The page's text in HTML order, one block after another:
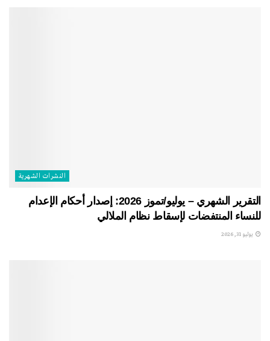
النشرات الشهریة
التقرير الشهري – يوليو/تموز 2026: إصدار أحكام الإعدام
للنساء المنتفضات لإسقاط نظام الملالي
يوليو 31, 2026